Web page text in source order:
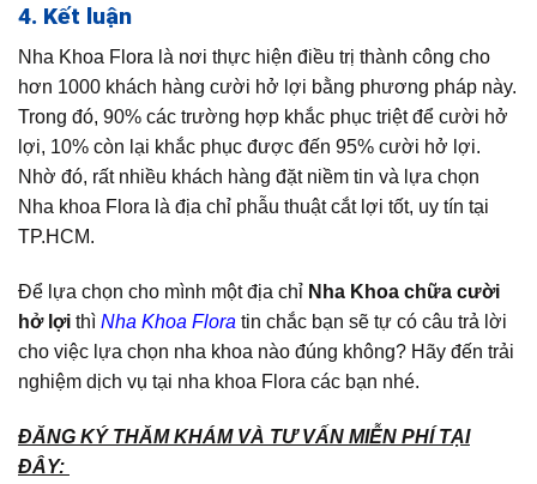
4. Kết luận
Nha Khoa Flora là nơi thực hiện điều trị thành công cho
hơn 1000 khách hàng cười hở lợi bằng phương pháp này.
Trong đó, 90% các trường hợp khắc phục triệt để cười hở
lợi, 10% còn lại khắc phục được đến 95% cười hở lợi.
Nhờ đó, rất nhiều khách hàng đặt niềm tin và lựa chọn
Nha khoa Flora là địa chỉ phẫu thuật cắt lợi tốt, uy tín tại
TP.HCM.
Để lựa chọn cho mình một địa chỉ Nha Khoa chữa cười
hở lợi thì Nha Khoa Flora tin chắc bạn sẽ tự có câu trả lời
cho việc lựa chọn nha khoa nào đúng không? Hãy đến trải
nghiệm dịch vụ tại nha khoa Flora các bạn nhé.
ĐĂNG KÝ THĂM KHÁM VÀ TƯ VẤN MIỄN PHÍ TẠI
ĐÂY: